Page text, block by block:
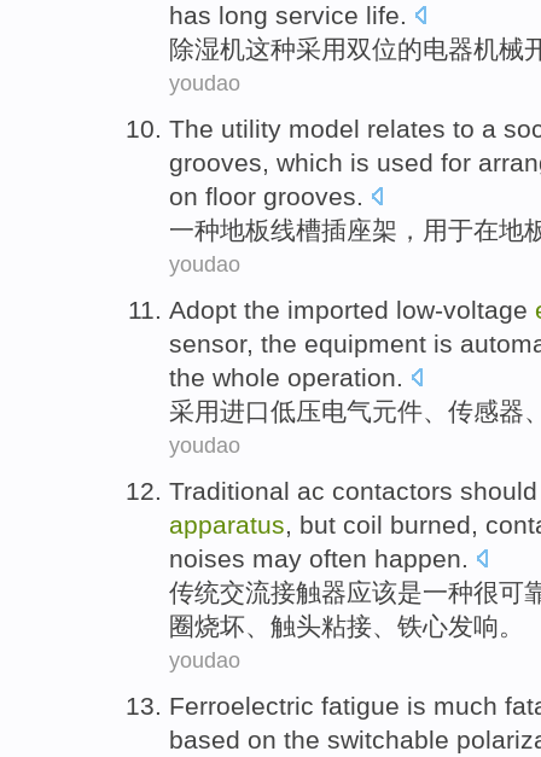
has long service life.
除湿机这种采用双位的电器机械
youdao
The utility model relates to a
grooves, which is used for
on floor grooves.
一种地板线槽插座架 ， 用于在地
youdao
Adopt the imported low-voltage
sensor, the equipment is
the whole operation.
采用进口低压电气元件、 传感器
youdao
Traditional ac contactors should
apparatus, but coil burned,
noises may often happen.
传统交流接触器应该是一种很可
圈烧坏、 触头粘接、铁心发响。
youdao
Ferroelectric fatigue is much
based on the switchable